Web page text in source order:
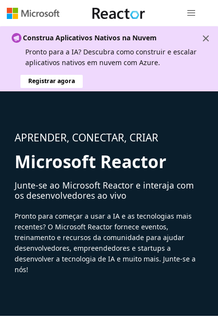
Construa Aplicativos Nativos na Nuvem
Pronto para a IA? Descubra como construir e escalar
aplicativos nativos em nuvem com Azure.
Registrar agora
APRENDER, CONECTAR, CRIAR
Microsoft Reactor
Junte-se ao Microsoft Reactor e interaja com
os desenvolvedores ao vivo
Pronto para começar a usar a IA e as tecnologias mais
recentes? O Microsoft Reactor fornece eventos,
treinamento e recursos da comunidade para ajudar
desenvolvedores, empreendedores e startups a
desenvolver a tecnologia de IA e muito mais. Junte-se a
nós!